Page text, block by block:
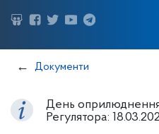
Документи
День
Регулятора: